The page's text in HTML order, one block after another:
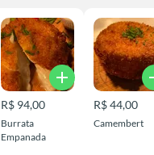
Burrata
Empanada
R$ 94,00
add
Camembert
R$ 44,00